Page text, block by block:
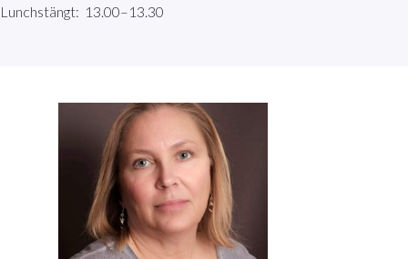
Lunchstängt: 13.00–13.30